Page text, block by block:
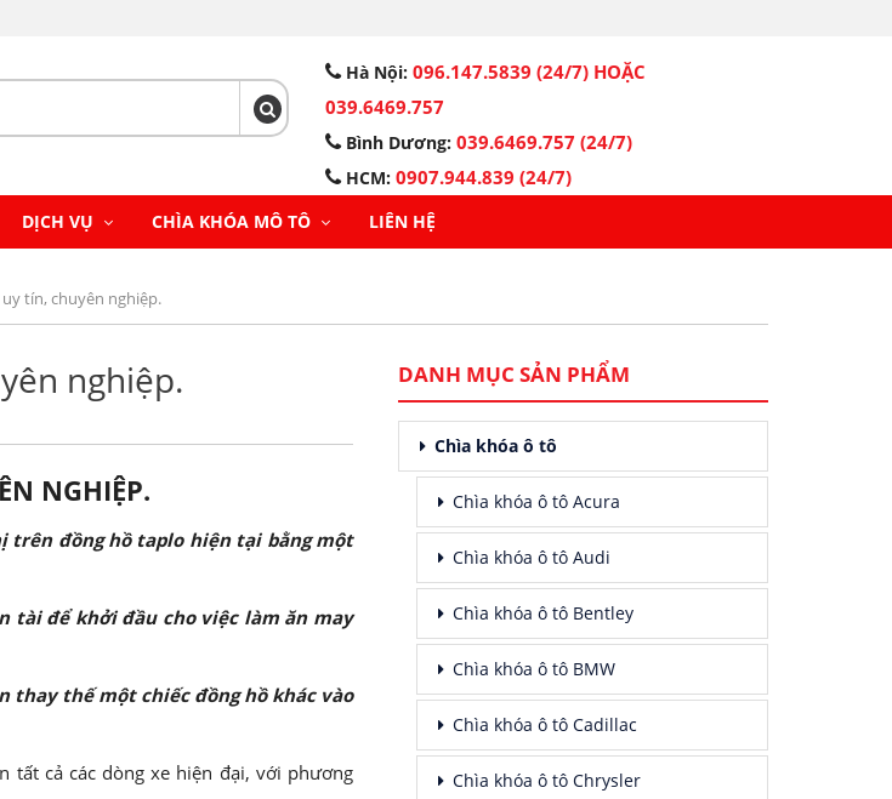
Hà Nội: 096.147.5839 (24/7) HOẶC
039.6469.757
Bình Dương: 039.6469.757 (24/7)
HCM: 0907.944.839 (24/7)
DỊCH VỤ CHÌA KHÓA MÔ TÔ LIÊN HỆ
tín, chuyên nghiệp.
nghiệp.
NGHIỆP.
trên đồng hồ taplo hiện tại bằng một
tài để khởi đầu cho việc làm ăn may
thay thế một chiếc đồng hồ khác vào
tất cả các dòng xe hiện đại, với phương
DANH MỤC SẢN PHẨM
Chìa khóa ô tô
Chìa khóa ô tô Acura
Chìa khóa ô tô Audi
Chìa khóa ô tô Bentley
Chìa khóa ô tô BMW
Chìa khóa ô tô Cadillac
Chìa khóa ô tô Chrysler